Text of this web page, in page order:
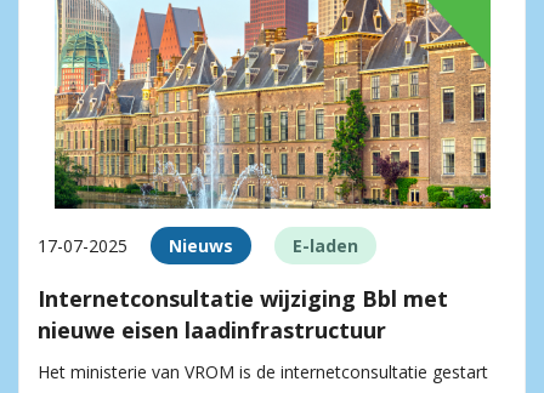
17-07-2025 Nieuws E-laden
Internetconsultatie wijziging Bbl met
nieuwe eisen laadinfrastructuur
Het ministerie van VROM is de internetconsultatie gestart